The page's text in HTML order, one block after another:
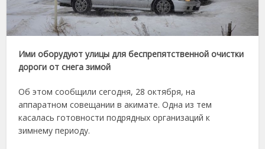
Ими оборудуют улицы для беспрепятственной очистки
дороги от снега зимой
Об этом сообщили сегодня, 28 октября, на
аппаратном совещании в акимате. Одна из тем
касалась готовности подрядных организаций к
зимнему периоду.